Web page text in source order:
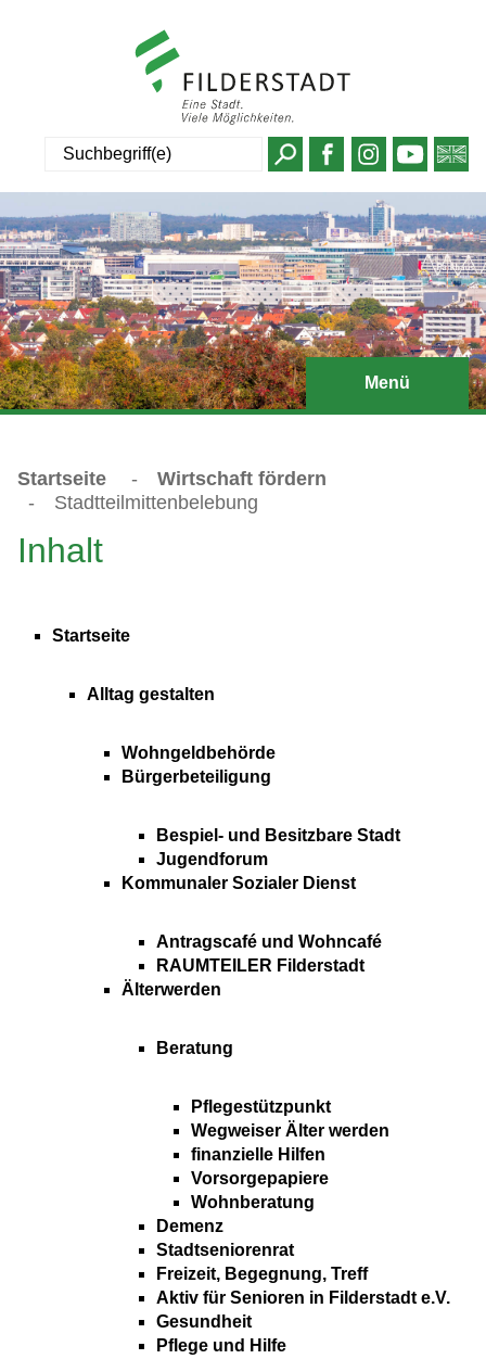
Menü
Startseite -
Wirtschaft fördern
-
Stadtteilmittenbelebung
Inhalt
Startseite
Alltag gestalten
Wohngeldbehörde
Bürgerbeteiligung
Bespiel- und Besitzbare Stadt
Jugendforum
Kommunaler Sozialer Dienst
Antragscafé und Wohncafé
RAUMTEILER Filderstadt
Älterwerden
Beratung
Pflegestützpunkt
Wegweiser Älter werden
finanzielle Hilfen
Vorsorgepapiere
Wohnberatung
Demenz
Stadtseniorenrat
Freizeit, Begegnung, Treff
Aktiv für Senioren in Filderstadt e.V.
Gesundheit
Pflege und Hilfe